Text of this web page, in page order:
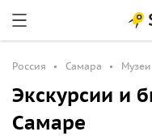
Россия Самара Музеи
Экскурсии и
Самаре